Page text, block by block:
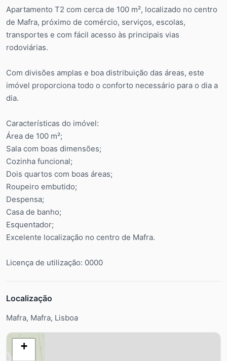
Apartamento T2 com cerca de 100 m², localizado no centro
de Mafra, próximo de comércio, serviços, escolas,
transportes e com fácil acesso às principais vias
rodoviárias.
Com divisões amplas e boa distribuição das áreas, este
imóvel proporciona todo o conforto necessário para o dia a
dia.
Características do imóvel:
Área de 100 m²;
Sala com boas dimensões;
Cozinha funcional;
Dois quartos com boas áreas;
Roupeiro embutido;
Despensa;
Casa de banho;
Esquentador;
Excelente localização no centro de Mafra.
Licença de utilização: 0000
Localização
Mafra, Mafra, Lisboa
+